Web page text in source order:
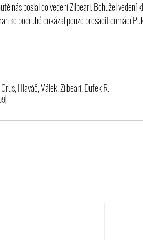
nás poslal do vedení Zilbeari. Bohužel vedení
se podruhé dokázal pouze prosadit domácí
Hlaváč, Válek, Zilbeari, Dufek R.